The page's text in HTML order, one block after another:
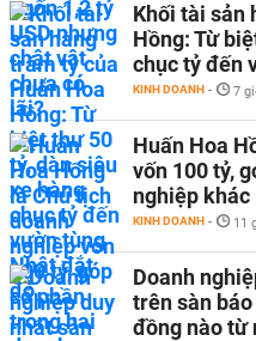
Khối tài sản
Hồng: Từ
chục tỷ đến
KINH DOANH - 7
Huấn Hoa
vốn 100 tỷ,
nghiệp khác
KINH DOANH - 11
Doanh
trên sàn
đồng nào từ